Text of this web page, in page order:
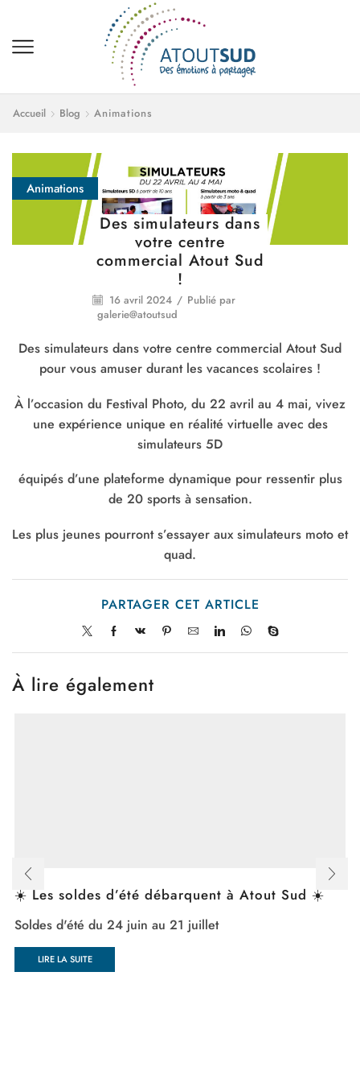
Accueil Blog Animations
Animations
Des simulateurs dans
votre centre
commercial Atout Sud
!
16 avril 2024 / Publié par
galerie@atoutsud
Des simulateurs dans votre centre commercial Atout Sud
pour vous amuser durant les vacances scolaires !
À l’occasion du Festival Photo, du 22 avril au 4 mai, vivez
une expérience unique en réalité virtuelle avec des
simulateurs 5D
équipés d’une plateforme dynamique pour ressentir plus
de 20 sports à sensation.
Les plus jeunes pourront s’essayer aux simulateurs moto et
quad.
PARTAGER CET ARTICLE
À lire également
☀️ Les soldes d’été débarquent à Atout Sud ☀️
Soldes d'été du 24 juin au 21 juillet
LIRE LA SUITE